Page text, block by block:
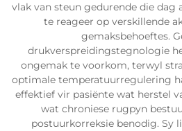
vlak van steun gedurende die dag
te reageer op verskillende
gemaksbehoeftes.
drukverspreidingstegnologie
ongemak te voorkom, terwyl
optimale temperatuurregulering
effektief vir pasiënte wat herstel
wat chroniese rugpyn
postuurkorreksie benodig. Sy